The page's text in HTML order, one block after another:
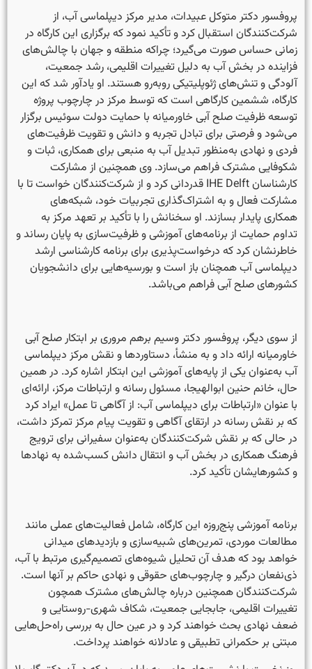
پروفسور دکتر متوکل عبیدات، مدیر مرکز دیپلماسی آب، از
شرکت‌کنندگان استقبال کرد و تأکید نمود که برگزاری این کارگاه در
زمانی حساس صورت می‌گیرد؛ چراکه منطقه و جهان با چالش‌های
فزاینده در بخش آب به دلیل تغییرات اقلیمی، رشد جمعیت،
آلودگی و تنش‌های ژئوپلیتیکی روبه‌رو هستند. او یادآور شد که این
کارگاه، ششمین کارگاهی است که توسط مرکز در چارچوب پروژه
توسعه ظرفیت صلح آبی خاورمیانه با حمایت دولت سوئیس برگزار
می‌شود و فرصتی برای تبادل تجربه و دانش و تقویت ظرفیت‌های
فردی و نهادی به‌منظور تبدیل آب به منبعی برای همکاری، ثبات و
شکوفایی مشترک فراهم می‌سازد. وی همچنین از مشارکت
کارشناسان IHE Delft قدردانی کرد و از شرکت‌کنندگان خواست تا با
مشارکت فعال و به اشتراک‌گذاری تجربیات خود، شبکه‌های
همکاری پایدار بسازند. او سخنانش را با تأکید بر تعهد مرکز به
تداوم حمایت از برنامه‌های آموزشی و ظرفیت‌سازی به پایان رساند و
خاطرنشان کرد که درخواست‌پذیری برای برنامه کارشناسی ارشد
دیپلماسی آب همچنان باز است و بورسیه‌هایی برای دانشجویان
کشورهای صلح آبی فراهم می‌باشد.
از سوی دیگر، پروفسور دکتر وسیم برهم مروری بر ابتکار صلح آبی
خاورمیانه ارائه داد و به منشأ، دستاوردها و نقش مرکز دیپلماسی
آب به‌عنوان یکی از پایه‌های آموزشی این ابتکار اشاره کرد. در همین
حال، خانم حنین ابوالهیجا، مسئول رسانه و ارتباطات مرکز، ارائه‌ای
با عنوان «ارتباطات برای دیپلماسی آب: از آگاهی تا عمل» ایراد کرد
که بر نقش رسانه در ارتقای آگاهی و تقویت پیام مرکز تمرکز داشت،
در حالی که بر نقش شرکت‌کنندگان به‌عنوان سفیرانی برای ترویج
فرهنگ همکاری در بخش آب و انتقال دانش کسب‌شده به نهادها
و کشورهایشان تأکید کرد.
برنامه آموزشی پنج‌روزه این کارگاه، شامل فعالیت‌های عملی مانند
مطالعات موردی، تمرین‌های شبیه‌سازی و بازدیدهای میدانی
خواهد بود که هدف آن تحلیل شیوه‌های تصمیم‌گیری مرتبط با آب،
ذی‌نفعان درگیر و چارچوب‌های حقوقی و نهادی حاکم بر آنها است.
شرکت‌کنندگان همچنین درباره چالش‌های مشترک همچون
تغییرات اقلیمی، جابجایی جمعیت، شکاف شهری-روستایی و
ضعف نهادی بحث خواهند کرد و در عین حال به بررسی راه‌حل‌هایی
مبتنی بر حکمرانی تطبیقی و عادلانه خواهند پرداخت.